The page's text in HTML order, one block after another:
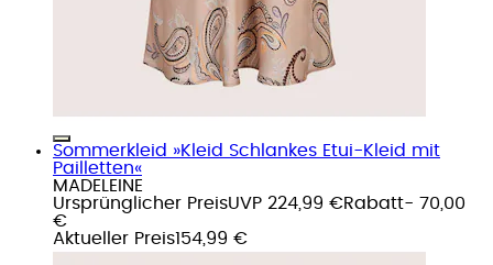
Sommerkleid »Kleid Schlankes Etui-Kleid mit
Pailletten«
MADELEINE
Ursprünglicher PreisUVP 224,99 €Rabatt- 70,00
€
Aktueller Preis154,99 €